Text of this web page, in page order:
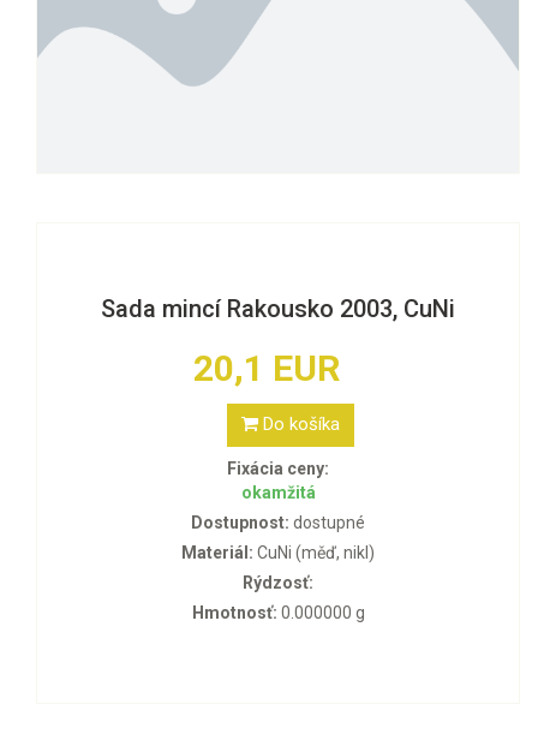
Sada mincí Rakousko 2003, CuNi
20,1 EUR
Do košíka
Fixácia ceny:
okamžitá
Dostupnost: dostupné
Materiál: CuNi (měď, nikl)
Rýdzosť:
Hmotnosť: 0.000000 g